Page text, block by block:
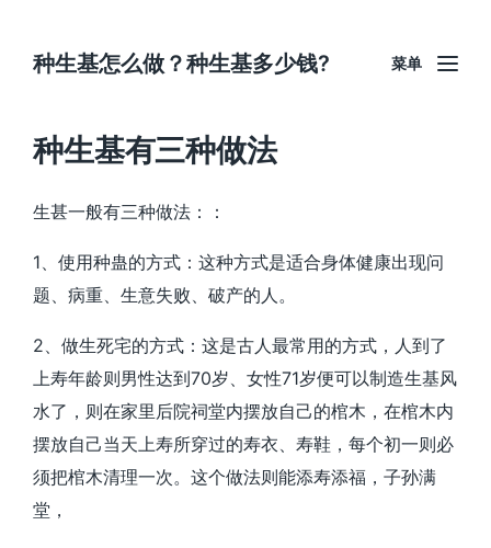
种生基怎么做？种生基多少钱? 菜单
种生基有三种做法
生甚一般有三种做法：：
1、使用种蛊的方式：这种方式是适合身体健康出现问
题、病重、生意失败、破产的人。
2、做生死宅的方式：这是古人最常用的方式，人到了
上寿年龄则男性达到70岁、女性71岁便可以制造生基风
水了，则在家里后院祠堂内摆放自己的棺木，在棺木内
摆放自己当天上寿所穿过的寿衣、寿鞋，每个初一则必
须把棺木清理一次。这个做法则能添寿添福，子孙满
堂，